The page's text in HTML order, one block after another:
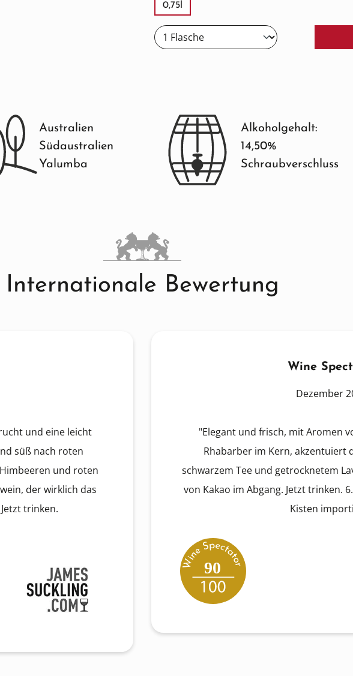
0,75l
Australien
Südaustralien
Yalumba
Alkoholgehalt:
14,50%
Schraubverschluss
Internationale Bewertung
und eine leicht
süß nach roten
und roten
der wirklich das
trinken.
Wine
Dezember
"Elegant und frisch, mit Aromen
Rhabarber im Kern, akzentuiert
schwarzem Tee und getrocknetem
von Kakao im Abgang. Jetzt trinken.
Kisten
90